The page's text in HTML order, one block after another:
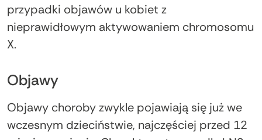
przypadki objawów u kobiet z
nieprawidłowym aktywowaniem chromosomu
X.
Objawy
Objawy choroby zwykle pojawiają się już we
wczesnym dzieciństwie, najczęściej przed 12